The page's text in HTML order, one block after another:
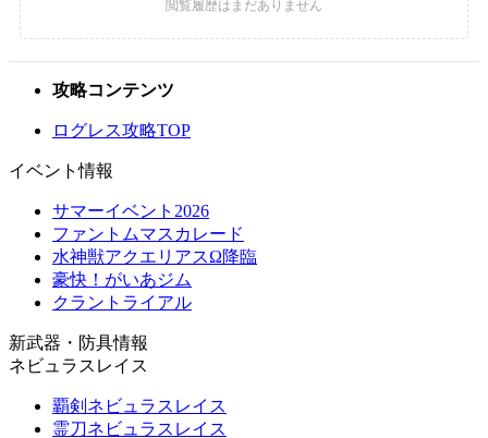
攻略コンテンツ
ログレス攻略TOP
イベント情報
サマーイベント2026
ファントムマスカレード
水神獣アクエリアスΩ降臨
豪快！がいあジム
クラントライアル
新武器・防具情報
ネビュラスレイス
覇剣ネビュラスレイス
霊刀ネビュラスレイス